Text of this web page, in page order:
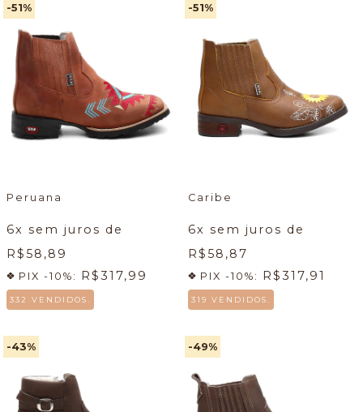
-51%
Peruana
6x sem juros de
R$58,89
PIX -10%: R$317,99
332 VENDIDOS.
-51%
Caribe
6x sem juros de
R$58,87
PIX -10%: R$317,91
319 VENDIDOS.
-43% -49%